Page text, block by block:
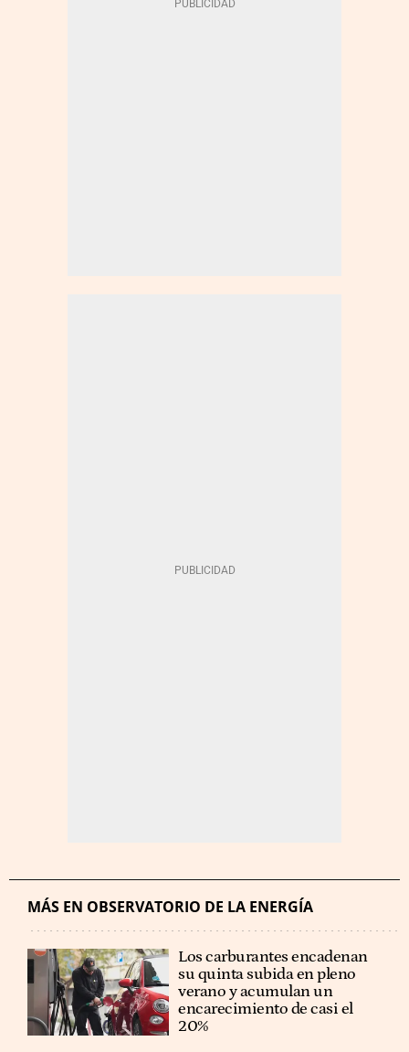
MÁS EN OBSERVATORIO DE LA ENERGÍA
Los carburantes encadenan
su quinta subida en pleno
verano y acumulan un
encarecimiento de casi el
20%